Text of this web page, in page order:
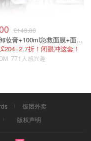
£140.00
200ml卸妆膏+100ml急救面膜+面霜+洁颜布
折！闭眼冲这套！
771人感兴趣
饭团外卖
版权声明